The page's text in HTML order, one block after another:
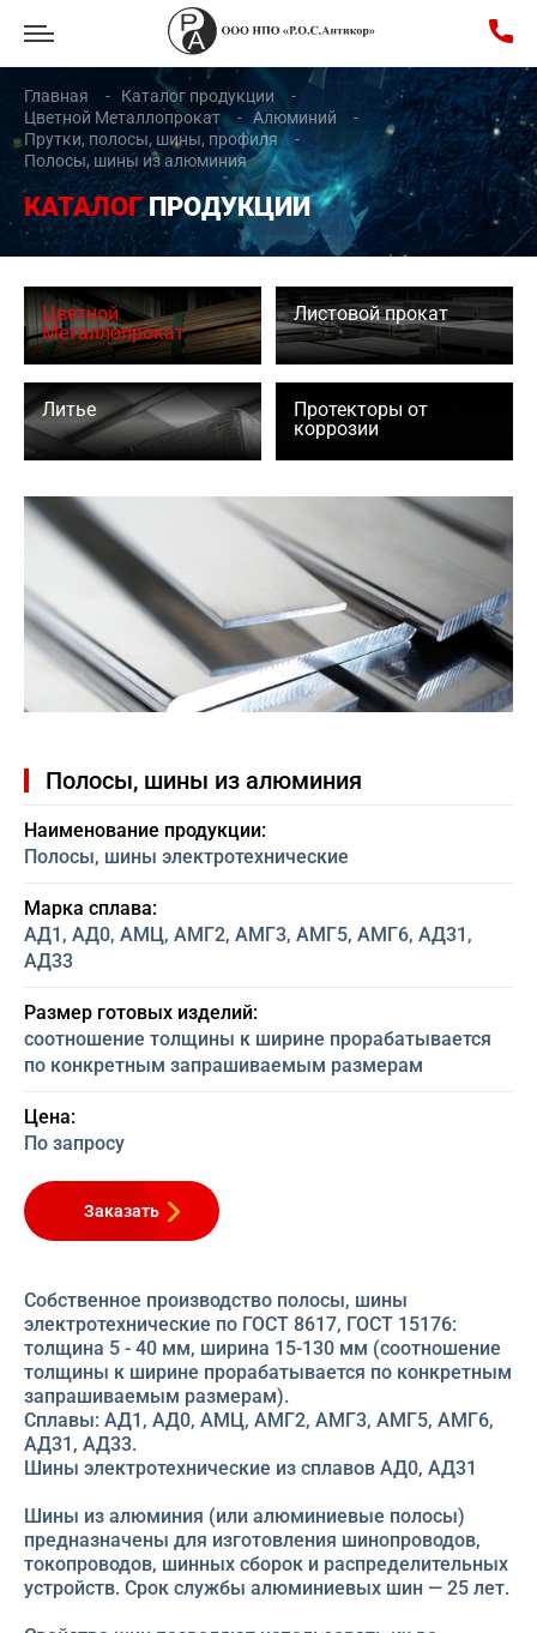
Главная
Каталог продукции
Цветной Металлопрокат
Алюминий
Прутки, полосы, шины, профиля
Полосы, шины из алюминия
КАТАЛОГПРОДУКЦИИ
Цветной
Металлопрокат
Листовой прокат
Литье
Протекторы от
коррозии
Полосы, шины из алюминия
Наименование продукции:
Полосы, шины электротехнические
Марка сплава:
АД1, АД0, АМЦ, АМГ2, АМГ3, АМГ5, АМГ6, АД31,
АД33
Размер готовых изделий:
соотношение толщины к ширине прорабатывается
по конкретным запрашиваемым размерам
Цена:
По запросу
Заказать
Собственное производство полосы, шины
электротехнические по ГОСТ 8617, ГОСТ 15176:
толщина 5 - 40 мм, ширина 15-130 мм (соотношение
толщины к ширине прорабатывается по конкретным
запрашиваемым размерам).
Сплавы: АД1, АД0, АМЦ, АМГ2, АМГ3, АМГ5, АМГ6,
АД31, АД33.
Шины электротехнические из сплавов АД0, АД31
Шины из алюминия (или алюминиевые полосы)
предназначены для изготовления шинопроводов,
токопроводов, шинных сборок и распределительных
устройств. Срок службы алюминиевых шин — 25 лет.